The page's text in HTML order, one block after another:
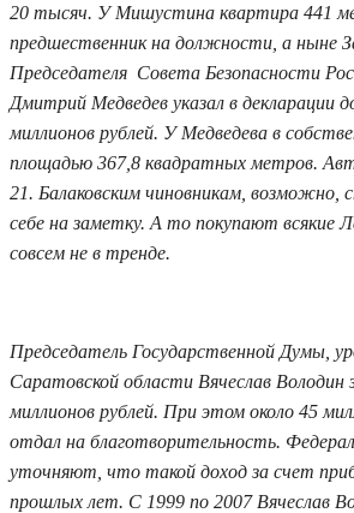
20 тысяч. У Мишустина квартира 441
предшественник на должности, а ныне
Председателя Совета Безопасности
Дмитрий Медведев указал в декларации
миллионов рублей. У Медведева в
площадью 367,8 квадратных метров.
21. Балаковским чиновникам, возможно,
себе на заметку. А то покупают всякие
совсем не в тренде.
Председатель Государственной Думы,
Саратовской области Вячеслав Володин
миллионов рублей. При этом около 45
отдал на благотворительность.
уточняют, что такой доход за счет
прошлых лет. С 1999 по 2007 Вячеслав